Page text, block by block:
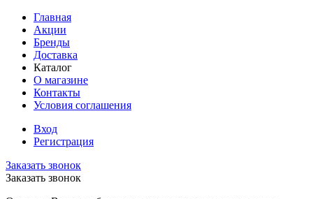
Главная
Акции
Бренды
Доставка
Каталог
О магазине
Контакты
Условия соглашения
Вход
Регистрация
Заказать звонок
Заказать звонок